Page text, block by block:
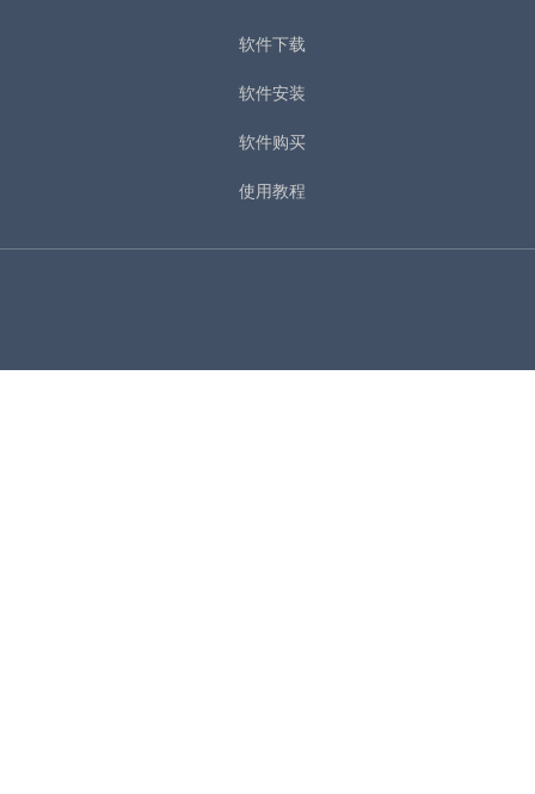
软件下载
软件安装
软件购买
使用教程